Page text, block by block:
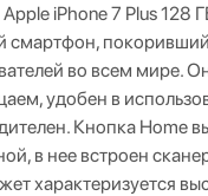
iPhone 7 Plus 128
смартфон,
во всем мире.
удобен в
Кнопка Home
в нее встроен
характеризуется